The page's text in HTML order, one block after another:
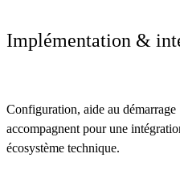
Implémentation &
Configuration, aide au démarrage
accompagnent pour une
écosystème technique.